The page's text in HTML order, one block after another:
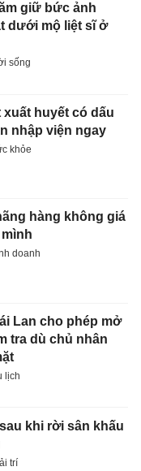
giữ bức ảnh
dưới mộ liệt sĩ ở
sống
xuất huyết có dấu
nhập viện ngay
khỏe
hàng không giá
doanh
Lan cho phép mở
tra dù chủ nhân
lịch
khi rời sân khấu
trí